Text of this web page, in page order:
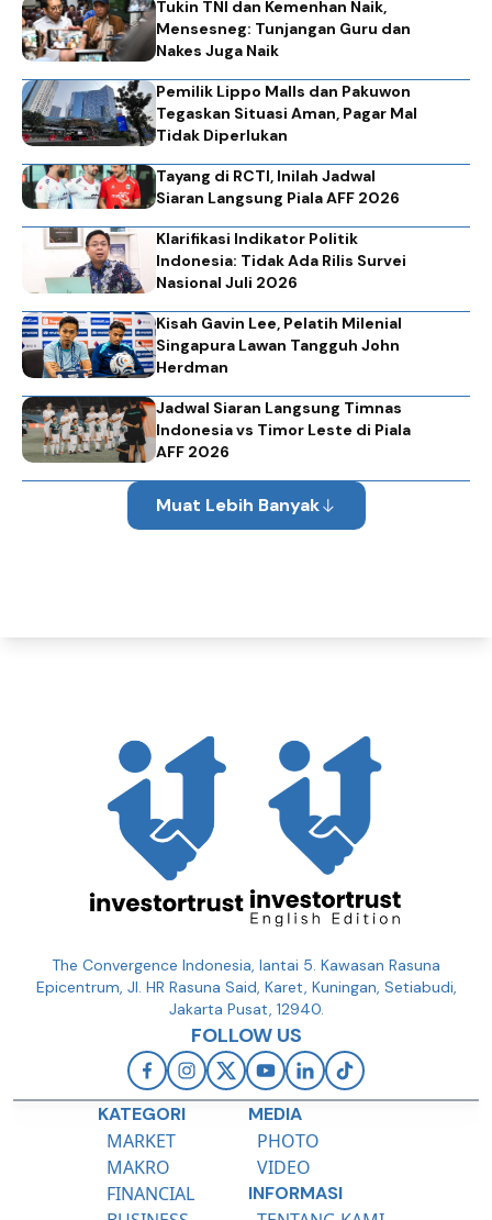
Tukin TNI dan Kemenhan Naik,
Mensesneg: Tunjangan Guru dan
Nakes Juga Naik
Pemilik Lippo Malls dan Pakuwon
Tegaskan Situasi Aman, Pagar Mal
Tidak Diperlukan
Tayang di RCTI, Inilah Jadwal
Siaran Langsung Piala AFF 2026
Klarifikasi Indikator Politik
Indonesia: Tidak Ada Rilis Survei
Nasional Juli 2026
Kisah Gavin Lee, Pelatih Milenial
Singapura Lawan Tangguh John
Herdman
Jadwal Siaran Langsung Timnas
Indonesia vs Timor Leste di Piala
AFF 2026
Muat Lebih Banyak
The Convergence Indonesia, lantai 5. Kawasan Rasuna
Epicentrum, Jl. HR Rasuna Said, Karet, Kuningan, Setiabudi,
Jakarta Pusat, 12940.
FOLLOW US
KATEGORI
MARKET
MAKRO
FINANCIAL
MEDIA
PHOTO
VIDEO
INFORMASI